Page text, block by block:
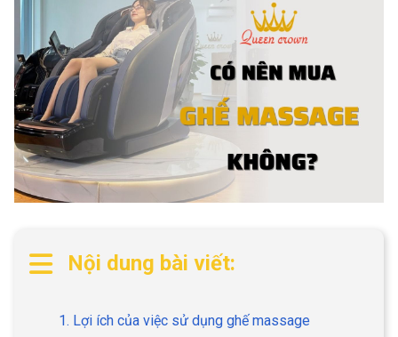
Nội dung bài viết:
1. Lợi ích của việc sử dụng ghế massage